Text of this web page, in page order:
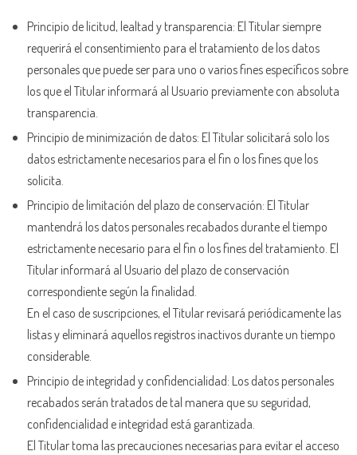
Principio de licitud, lealtad y transparencia: El Titular siempre
requerirá el consentimiento para el tratamiento de los datos
personales que puede ser para uno o varios fines específicos sobre
los que el Titular informará al Usuario previamente con absoluta
transparencia.
Principio de minimización de datos: El Titular solicitará solo los
datos estrictamente necesarios para el fin o los fines que los
solicita.
Principio de limitación del plazo de conservación: El Titular
mantendrá los datos personales recabados durante el tiempo
estrictamente necesario para el fin o los fines del tratamiento. El
Titular informará al Usuario del plazo de conservación
correspondiente según la finalidad.
En el caso de suscripciones, el Titular revisará periódicamente las
listas y eliminará aquellos registros inactivos durante un tiempo
considerable.
Principio de integridad y confidencialidad: Los datos personales
recabados serán tratados de tal manera que su seguridad,
confidencialidad e integridad está garantizada.
El Titular toma las precauciones necesarias para evitar el acceso